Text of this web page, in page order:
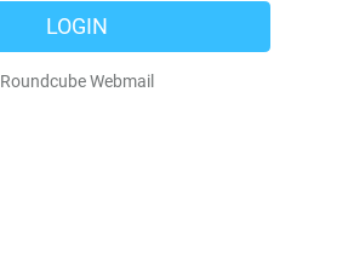
LOGIN
Roundcube Webmail